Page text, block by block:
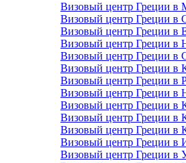
Визовый центр Греции в
Визовый центр Греции в
Визовый центр Греции в
Визовый центр Греции в
Визовый центр Греции в
Визовый центр Греции в
Визовый центр Греции в
Визовый центр Греции в
Визовый центр Греции в
Визовый центр Греции в
Визовый центр Греции в
Визовый центр Греции в
Визовый центр Греции в